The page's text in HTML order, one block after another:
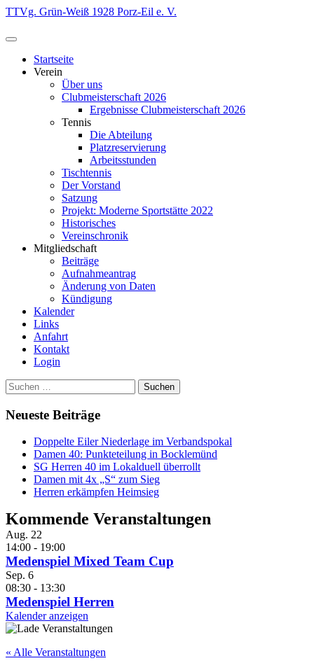
Zum
springen
TTVg. Grün-Weiß 1928 Porz-Eil e. V.
Startseite
Verein
Über uns
Clubmeisterschaft 2026
Ergebnisse Clubmeisterschaft 2026
Tennis
Die Abteilung
Platzreservierung
Arbeitsstunden
Tischtennis
Der Vorstand
Satzung
Projekt: Moderne Sportstätte 2022
Historisches
Vereinschronik
Mitgliedschaft
Beiträge
Aufnahmeantrag
Änderung von Daten
Kündigung
Kalender
Links
Anfahrt
Kontakt
Login
Suchen
nach:
Neueste Beiträge
Doppelte Eiler Niederlage im Verbandspokal
Damen 40: Punkteteilung in Bocklemünd
SG Herren 40 im Lokalduell überrollt
Damen mit 4x „S“ zum Sieg
Herren erkämpfen Heimsieg
Kommende Veranstaltungen
Aug. 22
14:00 - 19:00
Medenspiel Mixed Team Cup
Sep. 6
08:30 - 13:30
Medenspiel Herren
Kalender anzeigen
« Alle Veranstaltungen